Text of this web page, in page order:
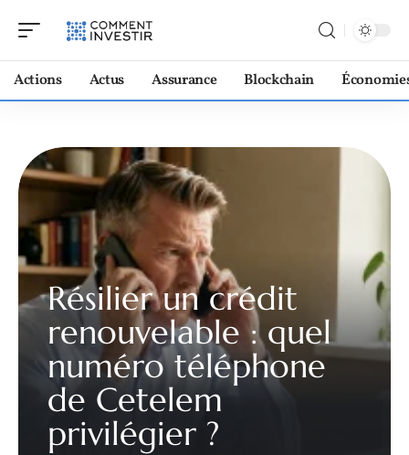
Actions Actus Assurance Blockchain
Résilier un crédit
renouvelable : quel
numéro téléphone
de Cetelem
privilégier ?